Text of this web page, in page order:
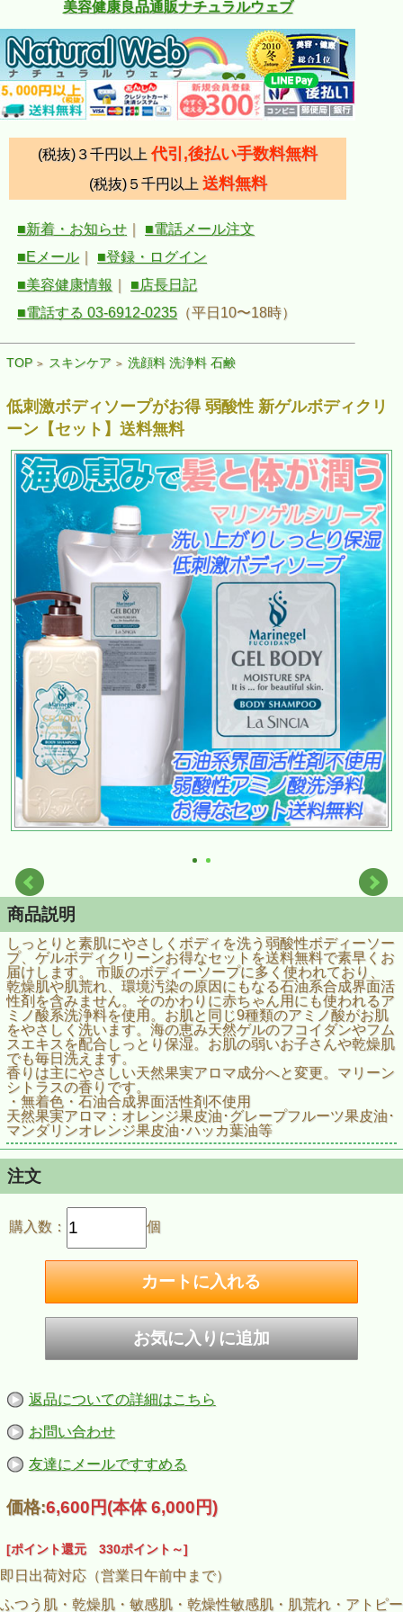
美容健康良品通販ナチュラルウェブ
(税抜)３千円以上 代引,後払い手数料無料
(税抜)５千円以上 送料無料
■新着・お知らせ
■電話メール注文
■Eメール
■登録・ログイン
■美容健康情報
■店長日記
■電話する 03-6912-0235 （平日10〜18時）
TOP > スキンケア > 洗顔料 洗浄料 石鹸
低刺激ボディソープがお得 弱酸性 新ゲルボディクリ
ーン【セット】送料無料
商品説明
しっとりと素肌にやさしくボディを洗う弱酸性ボディーソー
プ、ゲルボディクリーンお得なセットを送料無料で素早くお
届けします。 市販のボディーソープに多く使われており、
乾燥肌や肌荒れ、環境汚染の原因にもなる石油系合成界面活
性剤を含みません。そのかわりに赤ちゃん用にも使われるア
ミノ酸系洗浄料を使用。お肌と同じ9種類のアミノ酸がお肌
をやさしく洗います。海の恵み天然ゲルのフコイダンやフム
スエキスを配合しっとり保湿。お肌の弱いお子さんや乾燥肌
でも毎日洗えます。
香りは主にやさしい天然果実アロマ成分へと変更。マリーン
シトラスの香りです。
・無着色・石油合成界面活性剤不使用
天然果実アロマ：オレンジ果皮油･グレープフルーツ果皮油･
マンダリンオレンジ果皮油･ハッカ葉油等
注文
購入数： 個
返品についての詳細はこちら
お問い合わせ
友達にメールですすめる
価格:6,600円(本体 6,000円)
[ポイント還元 330ポイント～]
即日出荷対応（営業日午前中まで）
ふつう肌・乾燥肌・敏感肌・乾燥性敏感肌・肌荒れ・アトピー